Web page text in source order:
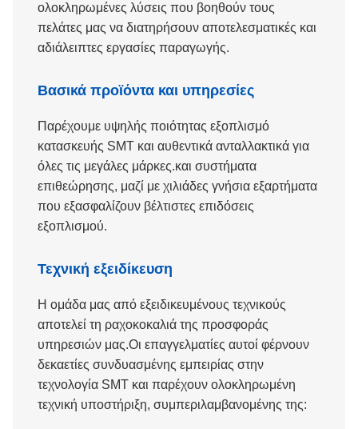
ολοκληρωμένες λύσεις που βοηθούν τους
πελάτες μας να διατηρήσουν αποτελεσματικές και
αδιάλειπτες εργασίες παραγωγής.
Βασικά προϊόντα και υπηρεσίες
Παρέχουμε υψηλής ποιότητας εξοπλισμό
κατασκευής SMT και αυθεντικά ανταλλακτικά για
όλες τις μεγάλες μάρκες.και συστήματα
επιθεώρησης, μαζί με χιλιάδες γνήσια εξαρτήματα
που εξασφαλίζουν βέλτιστες επιδόσεις
εξοπλισμού.
Τεχνική εξειδίκευση
Η ομάδα μας από εξειδικευμένους τεχνικούς
αποτελεί τη ραχοκοκαλιά της προσφοράς
υπηρεσιών μας.Οι επαγγελματίες αυτοί φέρνουν
δεκαετίες συνδυασμένης εμπειρίας στην
τεχνολογία SMT και παρέχουν ολοκληρωμένη
τεχνική υποστήριξη, συμπεριλαμβανομένης της: